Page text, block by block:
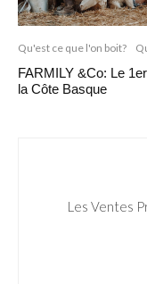
Qu'est ce que l'on boit?
FARMILY &Co: Le
la Côte Basque
Les Ventes